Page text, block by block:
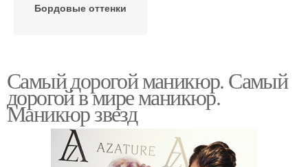
Бордовые оттенки
Самый дорогой маникюр. Самый
дорогой в мире маникюр.
Маникюр звезд